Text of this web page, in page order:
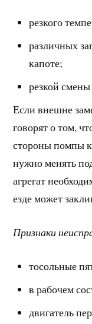
резкого
различных
капоте;
резкой
Если внешне
говорят о том,
стороны помпы
нужно менять
агрегат
езде может
Признаки
тосольные
в рабочем
двигатель